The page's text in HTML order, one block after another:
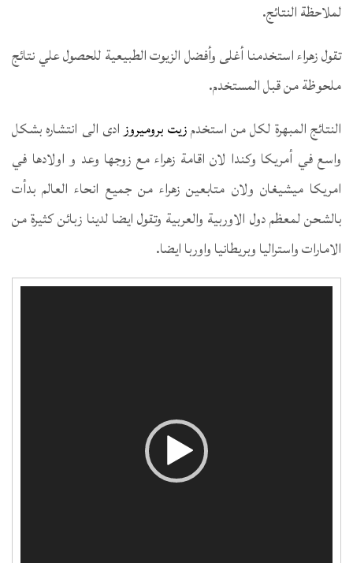
لملاحظة النتائج.
تقول زهراء استخدمنا أغلى وأفضل الزيوت الطبيعية للحصول علي نتائج
ملحوظة من قبل المستخدم.
النتائج المبهرة لكل من استخدمزيت بروميروزادى الى انتشاره بشكل
واسع في أمريكا وكندا لان اقامة زهراء مع زوجها وعد و اولادها في
امريكا ميشيغان ولان متابعين زهراء من جميع انحاء العالم بدأت
بالشحن لمعظم دول الاوربية والعربية وتقول ايضا لدينا زبائن كثيرة من
الامارات واستراليا وبريطانيا واوربا ايضا.